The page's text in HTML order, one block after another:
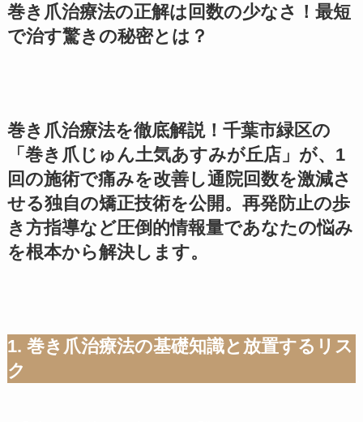
巻き爪治療法の正解は回数の少なさ！最短
で治す驚きの秘密とは？
巻き爪治療法を徹底解説！千葉市緑区の
「巻き爪じゅん土気あすみが丘店」が、1
回の施術で痛みを改善し通院回数を激減さ
せる独自の矯正技術を公開。再発防止の歩
き方指導など圧倒的情報量であなたの悩み
を根本から解決します。
1. 巻き爪治療法の基礎知識と放置するリス
ク